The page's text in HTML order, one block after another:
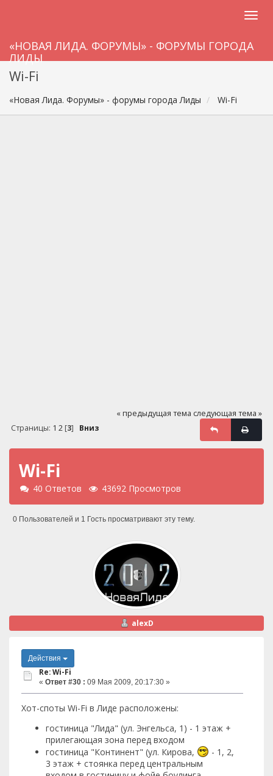
«НОВАЯ ЛИДА. ФОРУМЫ» - ФОРУМЫ ГОРОДА
ЛИДЫ
Wi-Fi
«Новая Лида. Форумы» - форумы города Лиды Wi-Fi
« предыдущая тема следующая тема »
Страницы: 1 2[3] Вниз
Wi-Fi
40 Ответов 43692 Просмотров
0 Пользователей и 1 Гость просматривают эту тему.
alexD
Действия
Re: Wi-Fi
« Ответ #30 : 09 Мая 2009, 20:17:30 »
Хот-споты Wi-Fi в Лиде расположены:
гостиница "Лида" (ул. Энгельса, 1) - 1 этаж +
прилегающая зона перед входом
гостиница "Континент" (ул. Кирова,
- 1, 2,
3 этаж + стоянка перед центральным